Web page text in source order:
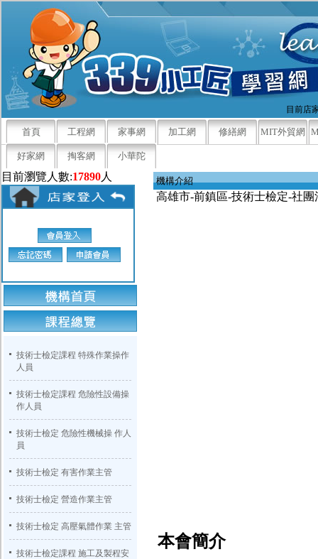
目前店
首頁 工程網 家事網 加工網 修繕網 MIT外貿網
好家網 掏客網 小華陀
目前瀏覽人數:17890人
技術士檢定課程 特殊作業操作
人員
技術士檢定課程 危險性設備操
作人員
技術士檢定 危險性機械操 作人
員
技術士檢定 有害作業主管
技術士檢定 營造作業主管
技術士檢定 高壓氣體作業 主管
技術士檢定課程 施工及製程安
機構介紹
高雄市-前鎮區-技術士檢定-社
本會簡介